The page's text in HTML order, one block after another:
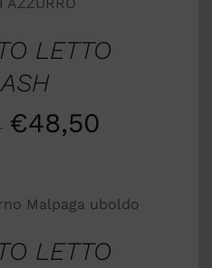
LETTO
€48,50
/
LETTO